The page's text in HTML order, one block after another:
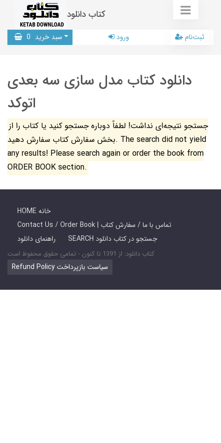
کتاب دانلود
سبد خرید 0 ورود ثبت‌نام
دانلود کتاب مدل سازی سه بعدی
اتوکد
جستجو نتیجه‌ای نداشت! لطفاً دوباره جستجو کنید یا کتاب را از
بخش سفارش کتاب سفارش دهید. The search did not yield
any results! Please search again or order the book from
ORDER BOOK section.
HOME خانه
Contact Us / Order Book | تماس با ما / سفارش کتاب
راهنمای دانلود
SEARCH جستجو در کتاب دانلود
کتاب دانلود: از 1391 تا کنون - تمامی حقوق محفوظ است
Refund Policy سیاست بازپرداخت